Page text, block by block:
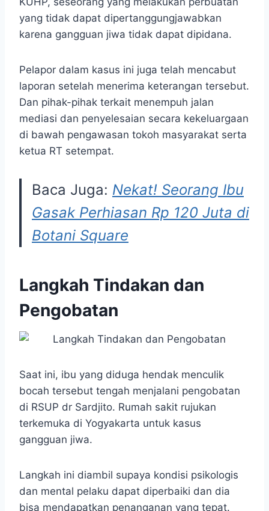
yang tidak dapat dipertanggungjawabkan
karena gangguan jiwa tidak dapat dipidana.
Pelapor dalam kasus ini juga telah mencabut
laporan setelah menerima keterangan tersebut.
Dan pihak-pihak terkait menempuh jalan
mediasi dan penyelesaian secara kekeluargaan
di bawah pengawasan tokoh masyarakat serta
ketua RT setempat.
Baca Juga: Nekat! Seorang Ibu
Gasak Perhiasan Rp 120 Juta di
Botani Square
Langkah Tindakan dan
Pengobatan
Saat ini, ibu yang diduga hendak menculik
bocah tersebut tengah menjalani pengobatan
di RSUP dr Sardjito. Rumah sakit rujukan
terkemuka di Yogyakarta untuk kasus
gangguan jiwa.
Langkah ini diambil supaya kondisi psikologis
dan mental pelaku dapat diperbaiki dan dia
bisa mendapatkan penanganan yang tepat.